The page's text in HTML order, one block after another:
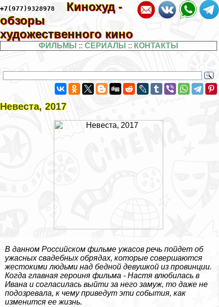
+7(977)9328978
Кинохуд -
обзоры
художественного кино
ФИЛЬМЫ :: СЕРИАЛЫ :: КОНТАКТЫ
Невеста, 2017
В данном Российском фильме ужасов речь пойдет об
ужасных свадебных обрядах, которые совершаются
жестокими людьми над бедной дeвyшкой из провинции.
Когда главная героиня фильма - Настя влюбилась в
Ивана и согласилась выйти за него замуж, то даже не
подозревала, к чему приведут эти события, как
изменится ее жизнь.